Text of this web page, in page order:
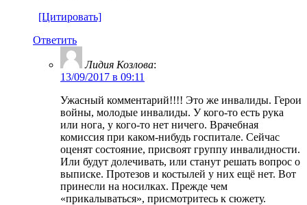
[Цитировать]
Ответить
Лидия Козлова:
13/09/2017 в 09:11
Ужасный комментарий!!!! Это же инвалиды. Герои
войны, молодые инвалиды. У кого-то есть рука
или нога, у кого-то нет ничего. Врачебная
комиссия при каком-нибудь госпитале. Сейчас
оценят состояние, присвоят группу инвалидности.
Или будут долечивать, или станут решать вопрос о
выписке. Протезов и костылей у них ещё нет. Вот
принесли на носилках. Прежде чем
«прикалываться», присмотритесь к сюжету.